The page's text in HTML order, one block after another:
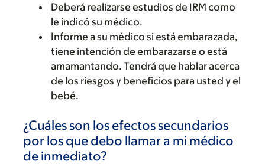
Deberá realizarse estudios de IRM como
le indicó su médico.
Informe a su médico si está embarazada,
tiene intención de embarazarse o está
amamantando. Tendrá que hablar acerca
de los riesgos y beneficios para usted y el
bebé.
¿Cuáles son los efectos secundarios
por los que debo llamar a mi médico
de inmediato?